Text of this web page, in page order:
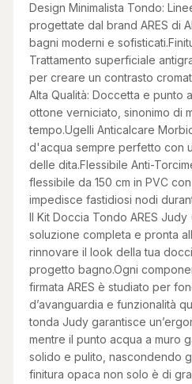
Design Minimalista Tondo:
progettate dal brand ARES di
bagni moderni e
Trattamento superficiale
per creare un contrasto
Alta Qualità: Doccetta e punto
ottone verniciato, sinonimo di
tempo.Ugelli Anticalcare
d'acqua sempre perfetto con
delle dita.Flessibile Anti-
flessibile da 150 cm in PVC
impedisce fastidiosi nodi
Il Kit Doccia Tondo ARES
soluzione completa e pronta
rinnovare il look della tua
progetto bagno.Ogni
firmata ARES è studiato per
d’avanguardia e funzionalità
tonda Judy garantisce
mentre il punto acqua a muro
solido e pulito, nascondendo
finitura opaca non solo è di